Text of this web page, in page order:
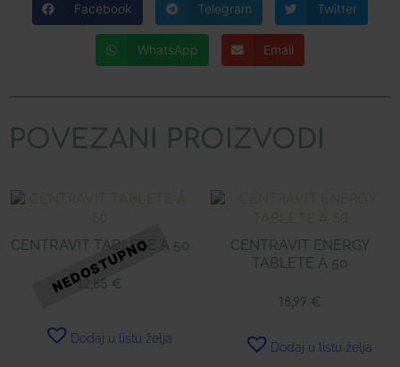
Facebook Telegram Twitter
WhatsApp Email
POVEZANI PROIZVODI
CENTRAVIT TABLETE Á 50
12,85 €
Dodaj u listu želja
CENTRAVIT ENERGY
TABLETE Á 50
18,99 €
Dodaj u listu želja